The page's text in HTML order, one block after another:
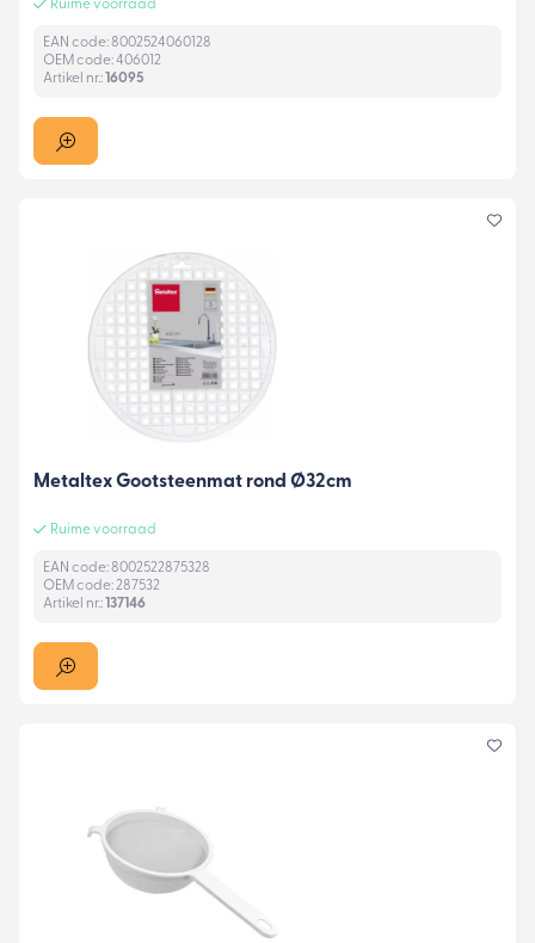
Ruime voorraad
EAN code: 8002524060128
OEM code: 406012
Artikel nr.:16095
Metaltex Gootsteenmat rond Ø32cm
Ruime voorraad
EAN code: 8002522875328
OEM code: 287532
Artikel nr.:137146